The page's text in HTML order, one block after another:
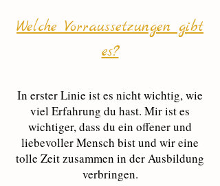
Welche Vorraussetzungen gibt
es?
In erster Linie ist es nicht wichtig, wie
viel Erfahrung du hast. Mir ist es
wichtiger, dass du ein offener und
liebevoller Mensch bist und wir eine
tolle Zeit zusammen in der Ausbildung
verbringen.​